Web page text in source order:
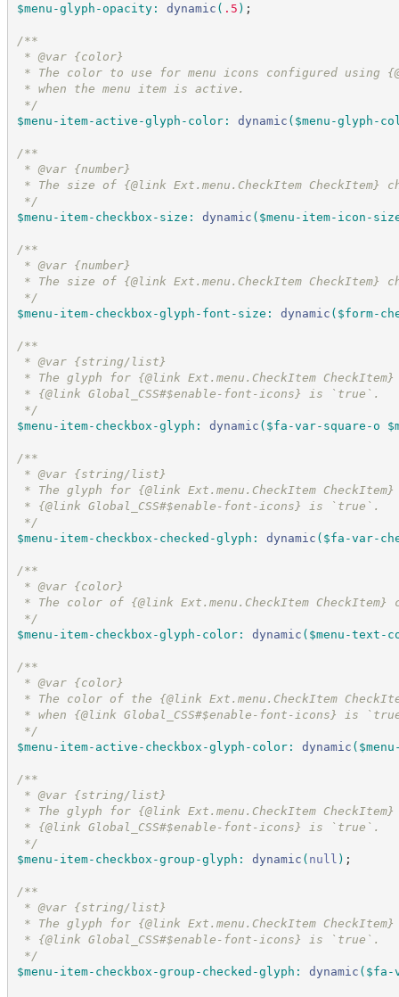
$menu-glyph-opacity: dynamic ( .5 ) ;
/**
* @var {color}
* The color to use for menu icons configured using
* when the menu item is active.
*/
$menu-item-active-glyph-color: dynamic ( $menu-glyph-
/**
* @var {number}
* The size of {@link Ext.menu.CheckItem CheckItem}
*/
$menu-item-checkbox-size : dynamic ( $menu-item-icon-
/**
* @var {number}
* The size of {@link Ext.menu.CheckItem CheckItem}
*/
$menu-item-checkbox-glyph-font-size : dynamic ( $form-
/**
* @var {string/list}
* The glyph for {@link Ext.menu.CheckItem CheckItem}
* {@link Global_CSS#$enable-font-icons} is `true`.
*/
$menu-item-checkbox-glyph : dynamic ( $fa-var-square-o
/**
* @var {string/list}
* The glyph for {@link Ext.menu.CheckItem
* {@link Global_CSS#$enable-font-icons} is `true`.
*/
$menu-item-checkbox-checked-glyph : dynamic ( $fa-var-
/**
* @var {color}
* The color of {@link Ext.menu.CheckItem
*/
$menu-item-checkbox-glyph-color: dynamic ( $menu-text-
/**
* @var {color}
* The color of the {@link Ext.menu.CheckItem
* when {@link Global_CSS#$enable-font-icons} is
*/
$menu-item-active-checkbox-glyph-color: dynamic (
/**
* @var {string/list}
* The glyph for {@link Ext.menu.CheckItem CheckItem}
* {@link Global_CSS#$enable-font-icons} is `true`.
*/
$menu-item-checkbox-group-glyph : dynamic ( null ) ;
/**
* @var {string/list}
* The glyph for {@link Ext.menu.CheckItem
* {@link Global_CSS#$enable-font-icons} is `true`.
*/
$menu-item-checkbox-group-checked-glyph : dynamic ( $fa-